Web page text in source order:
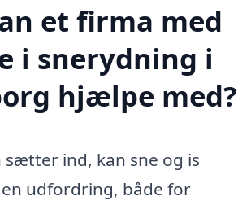
et firma med
i snerydning i
hjælpe med?
ind, kan sne og is
udfordring, både for